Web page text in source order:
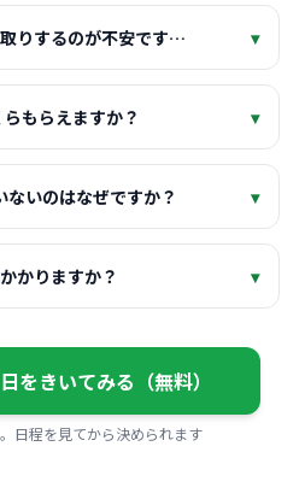
りするのが不安です… ▾
もらえますか？ ▾
ないのはなぜですか？ ▾
かりますか？ ▾
をきいてみる（無料）
日程を見てから決められます